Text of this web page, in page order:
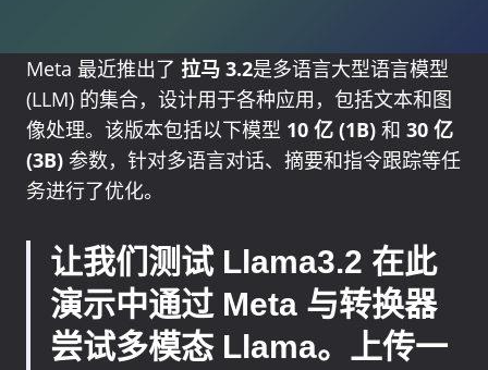
Meta 最近推出了 拉马 3.2是多语言大型语言模型
(LLM) 的集合，设计用于各种应用，包括文本和图
像处理。该版本包括以下模型 10 亿 (1B) 和 30 亿
(3B) 参数，针对多语言对话、摘要和指令跟踪等任
务进行了优化。
让我们测试 Llama3.2 在此
演示中通过 Meta 与转换器
尝试多模态 Llama。上传一